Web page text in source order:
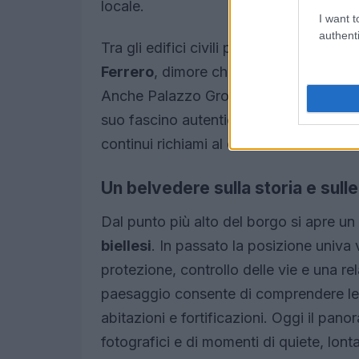
I want
locale.
Tra gli edifici civili più rappresentativi
Ferrero, dimore che richiamano le
Anche Palazzo Gromo Losa
suo fascino autentico. Il percorso
continui richiami al contesto
Un belvedere sulla storia e
Dal punto più alto del borgo si apre un
biellesi. In passato la posizione
protezione, controllo delle vie e una
paesaggio consente di comprendere
abitazioni e fortificazioni. Oggi il
fotografici e di momenti di quiete,